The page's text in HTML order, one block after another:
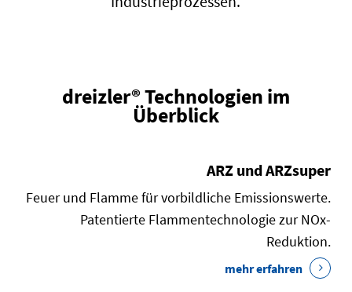
dreizler® Technologien im
Überblick
ARZ und ARZsuper
Feuer und Flamme für vorbildliche Emissionswerte.
Patentierte Flammentechnologie zur NOx-
Reduktion.
mehr erfahren